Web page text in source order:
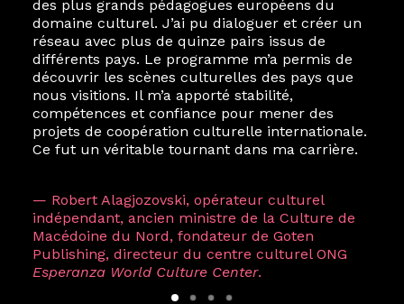
des plus grands pédagogues européens du
domaine culturel. J’ai pu dialoguer et créer un
réseau avec plus de quinze pairs issus de
différents pays. Le programme m’a permis de
découvrir les scènes culturelles des pays que
nous visitions. Il m’a apporté stabilité,
compétences et confiance pour mener des
projets de coopération culturelle internationale.
Ce fut un véritable tournant dans ma carrière.
— Robert Alagjozovski, opérateur culturel
indépendant, ancien ministre de la Culture de
Macédoine du Nord, fondateur de Goten
Publishing, directeur du centre culturel ONG
Esperanza World Culture Center.